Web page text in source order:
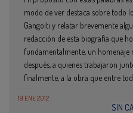
modo de ver destaca sobre todo
Gangoiti y relatar brevemente
redacción de esta biografía que
fundamentalmente, un
después, a quienes trabajaron
finalmente, a la obra que entre
19 ENE 2012
SIN